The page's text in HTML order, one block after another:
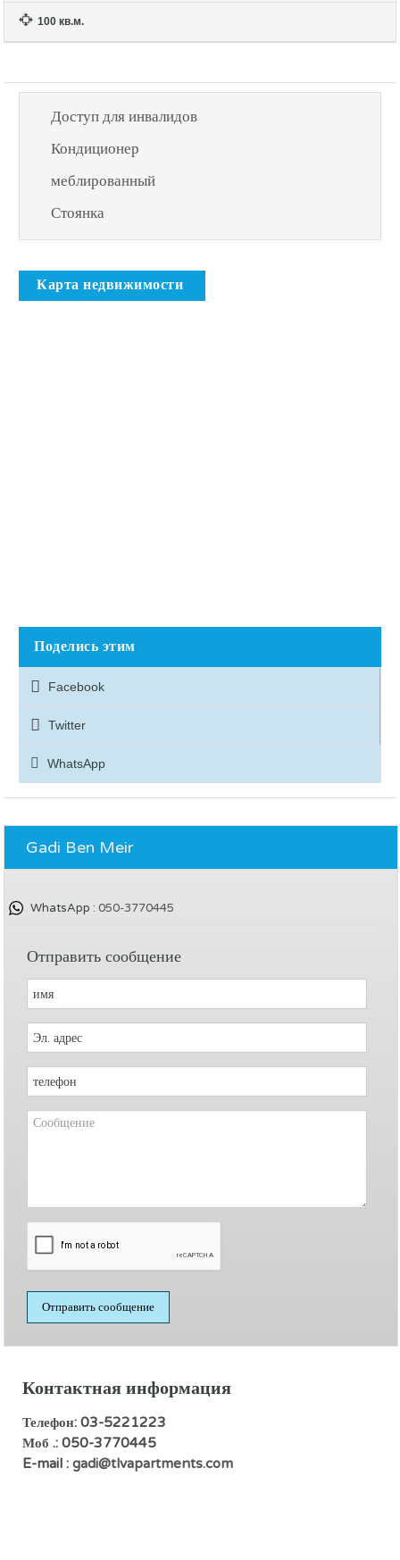
100 кв.м.
Доступ для инвалидов
Кондиционер
меблированный
Стоянка
Карта недвижимости
Поделись этим
Facebook
Twitter
WhatsApp
Gadi Ben Meir
WhatsApp : 050-3770445
Отправить сообщение
Контактная информация
Телефон: 03-5221223
Моб .: 050-3770445
E-mail : gadi@tlvapartments.com